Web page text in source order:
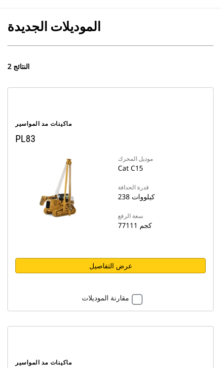
الموديلات الجديدة
2 النتائج
ماكينات مد المواسير
PL83
موديل المحرك
Cat C15
قدرة الحدافة
238 كيلووات
سعة الرفع
77111 كجم
عرض التفاصيل
مقارنة الموديلات
ماكينات مد المواسير